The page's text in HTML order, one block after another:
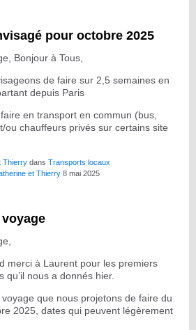
pour octobre 2025
Bonjour à Tous,
de faire sur 2,5 semaines en
depuis Paris
en transport en commun (bus,
ou chauffeurs privés sur certains site
Thierry dans Transports locaux
et Thierry 8 mai 2025
merci à Laurent pour les premiers
qu’il nous a donnés hier.
que nous projetons de faire du
2025, dates qui peuvent légèrement